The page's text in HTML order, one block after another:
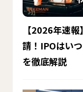
【2026年速
請！IPOはい
を徹底解説